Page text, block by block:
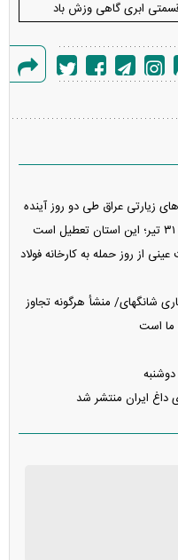
ابری گاهی وزش باد
زیارتی عراق طی دو روز آینده
کجا را بزند»؛ ۷ روایت عینی از روز حمله به کارخانه فولاد
شانگهای/ منشأ هرگونه تجاوز
ما است
ایران منتشر شد